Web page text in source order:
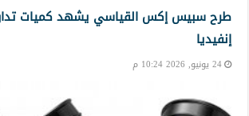
طرح سبيس إكس القياسي يشهد كميات
إنفيديا
24 يونيو, 2026 10:24 م